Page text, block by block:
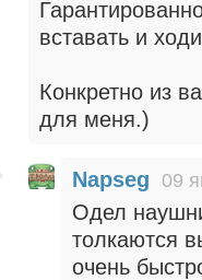
вставать и
Конкретно из
для меня.)
Napseg 09
Одел
толкаются
очень